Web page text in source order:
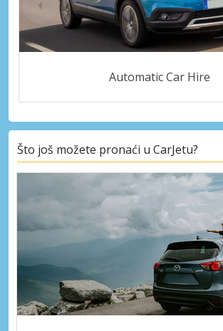
Automatic Car Hire
Što još možete pronaći u CarJetu?